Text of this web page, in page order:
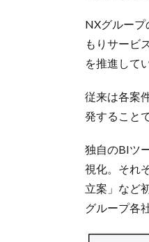
NXグルー
もりサービ
を推進して
従来は各案
発すること
独自のBIツ
視化。それ
立案」など
グループ各